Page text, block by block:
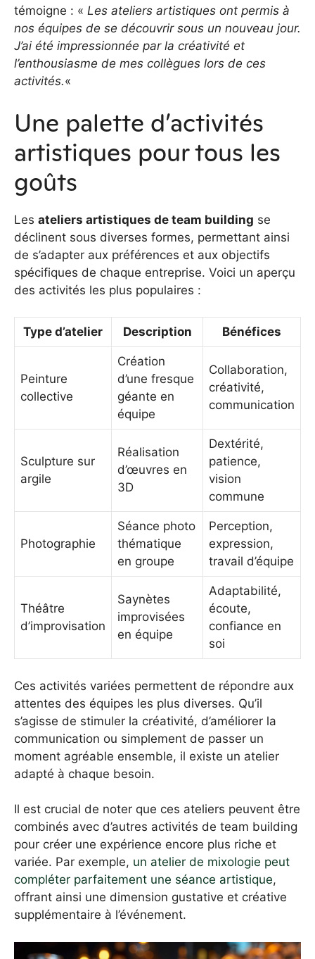
témoigne : « Les ateliers artistiques ont permis à
nos équipes de se découvrir sous un nouveau jour.
J’ai été impressionnée par la créativité et
l’enthousiasme de mes collègues lors de ces
activités.«
Une palette d’activités
artistiques pour tous les
goûts
Les ateliers artistiques de team building se
déclinent sous diverses formes, permettant ainsi
de s’adapter aux préférences et aux objectifs
spécifiques de chaque entreprise. Voici un aperçu
des activités les plus populaires :
Type d’atelier Description Bénéfices
Peinture
collective
Création
d’une fresque
géante en
équipe
Collaboration,
créativité,
communication
Sculpture sur
argile
Réalisation
d’œuvres en
3D
Dextérité,
patience,
vision
commune
Photographie
Séance photo
thématique
en groupe
Perception,
expression,
travail d’équipe
Théâtre
d’improvisation
Saynètes
improvisées
en équipe
Adaptabilité,
écoute,
confiance en
soi
Ces activités variées permettent de répondre aux
attentes des équipes les plus diverses. Qu’il
s’agisse de stimuler la créativité, d’améliorer la
communication ou simplement de passer un
moment agréable ensemble, il existe un atelier
adapté à chaque besoin.
Il est crucial de noter que ces ateliers peuvent être
combinés avec d’autres activités de team building
pour créer une expérience encore plus riche et
variée. Par exemple, un atelier de mixologie peut
compléter parfaitement une séance artistique,
offrant ainsi une dimension gustative et créative
supplémentaire à l’événement.